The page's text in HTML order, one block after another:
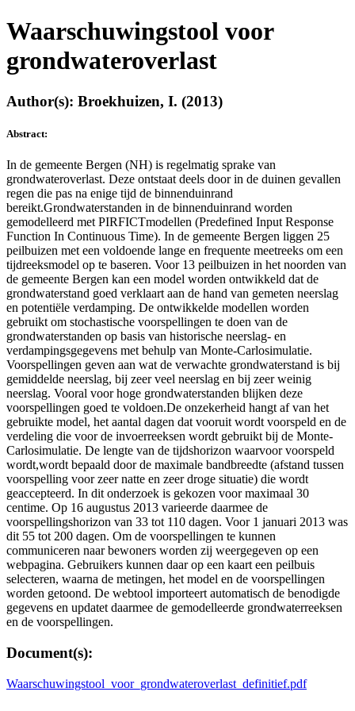
Waarschuwingstool voor
grondwateroverlast
Author(s): Broekhuizen, I. (2013)
Abstract:
In de gemeente Bergen (NH) is regelmatig sprake van
grondwateroverlast. Deze ontstaat deels door in de duinen gevallen
regen die pas na enige tijd de binnenduinrand
bereikt.Grondwaterstanden in de binnenduinrand worden
gemodelleerd met PIRFICTmodellen (Predefined Input Response
Function In Continuous Time). In de gemeente Bergen liggen 25
peilbuizen met een voldoende lange en frequente meetreeks om een
tijdreeksmodel op te baseren. Voor 13 peilbuizen in het noorden van
de gemeente Bergen kan een model worden ontwikkeld dat de
grondwaterstand goed verklaart aan de hand van gemeten neerslag
en potentiële verdamping. De ontwikkelde modellen worden
gebruikt om stochastische voorspellingen te doen van de
grondwaterstanden op basis van historische neerslag- en
verdampingsgegevens met behulp van Monte-Carlosimulatie.
Voorspellingen geven aan wat de verwachte grondwaterstand is bij
gemiddelde neerslag, bij zeer veel neerslag en bij zeer weinig
neerslag. Vooral voor hoge grondwaterstanden blijken deze
voorspellingen goed te voldoen.De onzekerheid hangt af van het
gebruikte model, het aantal dagen dat vooruit wordt voorspeld en de
verdeling die voor de invoerreeksen wordt gebruikt bij de Monte-
Carlosimulatie. De lengte van de tijdshorizon waarvoor voorspeld
wordt,wordt bepaald door de maximale bandbreedte (afstand tussen
voorspelling voor zeer natte en zeer droge situatie) die wordt
geaccepteerd. In dit onderzoek is gekozen voor maximaal 30
centime. Op 16 augustus 2013 varieerde daarmee de
voorspellingshorizon van 33 tot 110 dagen. Voor 1 januari 2013 was
dit 55 tot 200 dagen. Om de voorspellingen te kunnen
communiceren naar bewoners worden zij weergegeven op een
webpagina. Gebruikers kunnen daar op een kaart een peilbuis
selecteren, waarna de metingen, het model en de voorspellingen
worden getoond. De webtool importeert automatisch de benodigde
gegevens en updatet daarmee de gemodelleerde grondwaterreeksen
en de voorspellingen.
Document(s):
Waarschuwingstool_voor_grondwateroverlast_definitief.pdf